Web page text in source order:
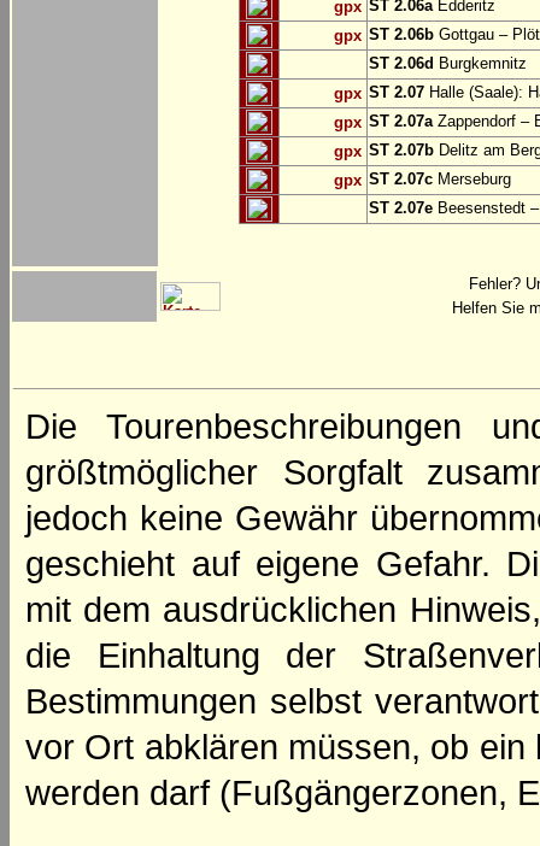
gpx ST 2.06aEdderitz
gpx ST 2.06b Gottgau –
ST 2.06d Burgkemnitz
gpx ST 2.07 Halle (Saale):
gpx ST 2.07aZappendorf –
gpx ST 2.07b Delitz am
gpx ST 2.07c Merseburg
ST 2.07e Beesenstedt
Fehler?
Helfen Sie
Die Tourenbeschreibungen
größtmöglicher Sorgfalt
jedoch keine Gewähr
geschieht auf eigene Gefahr.
mit dem ausdrücklichen
die Einhaltung der
Bestimmungen selbst
vor Ort abklären müssen, ob
werden darf (Fußgängerzonen,